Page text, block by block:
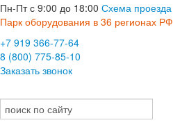
Пн-Пт с 9:00 до 18:00 Схема проезда
Парк оборудования в 36 регионах РФ
+7 919 366-77-64
8 (800) 775-85-10
Заказать звонок